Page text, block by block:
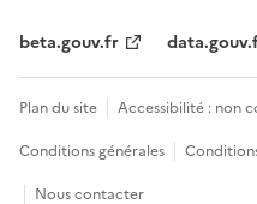
beta.gouv.fr
Plan du site Accessibilité : non
Conditions générales
Nous contacter